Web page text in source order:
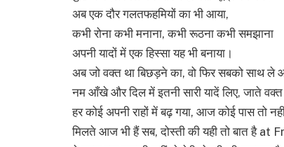
अब एक दौर गलतफहमियों का भी आया,
कभी रोना कभी मनाना, कभी रूठना कभी समझाना
अपनी यादों में एक हिस्सा यह भी बनाया।
अब जो वक्त था बिछड़ने का, वो फिर सबको साथ ले
नम आँखे और दिल में इतनी सारी यादें लिए, जाते वक्त
हर कोई अपनी राहों में बढ़ गया, आज कोई पास तो
मिलते आज भी हैं सब, दोस्ती की यही तो बात है